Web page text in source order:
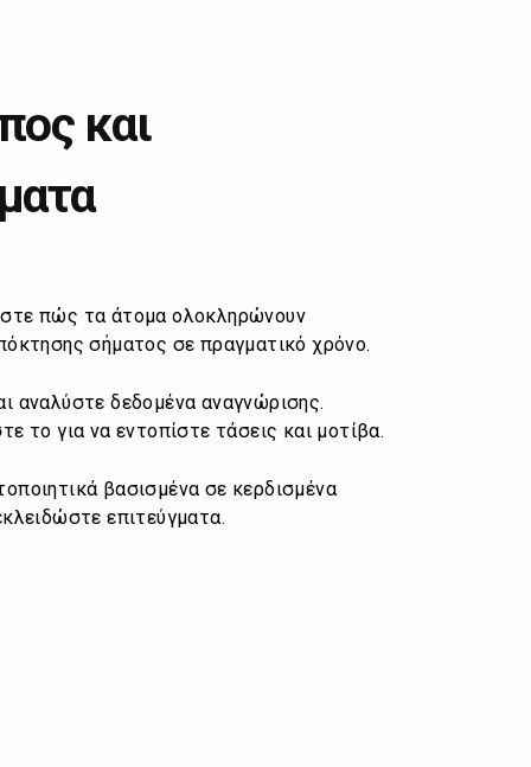
και
πώς τα άτομα ολοκληρώνουν
σήματος σε πραγματικό χρόνο.
αναλύστε δεδομένα αναγνώρισης.
το για να εντοπίστε τάσεις και μοτίβα.
βασισμένα σε κερδισμένα
επιτεύγματα.